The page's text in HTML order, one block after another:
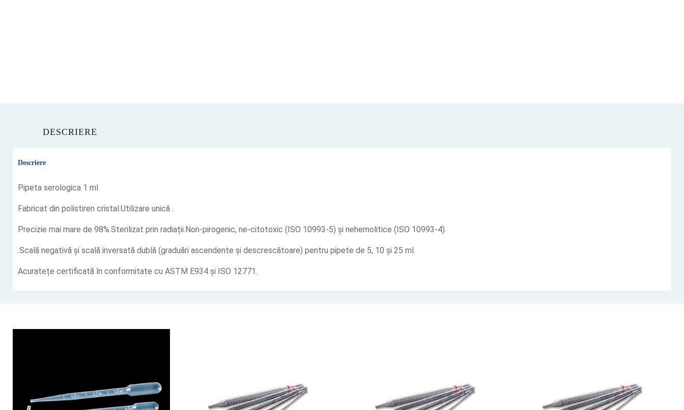
DESCRIERE
Descriere
Pipeta serologica 1 ml
Fabricat din polistiren cristal.Utilizare unică .
Precizie mai mare de 98%.Sterilizat prin radiații.Non-pirogenic, ne-citotoxic (ISO 10993-5) și nehemolitice (ISO 10993-4).
.Scală negativă și scală inversată dublă (graduări ascendente și descrescătoare) pentru pipete de 5, 10 și 25 ml.
Acuratețe certificată în conformitate cu ASTM E934 și ISO 12771.